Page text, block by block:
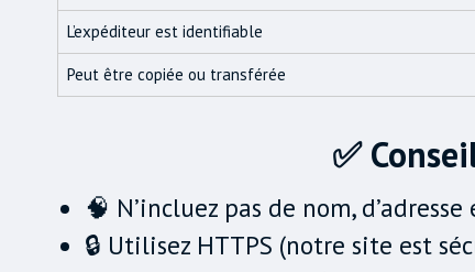
L’expéditeur est identifiable
Peut être copiée ou transférée
✅
🧠 N’incluez pas de nom,
🔒 Utilisez HTTPS (notre site est